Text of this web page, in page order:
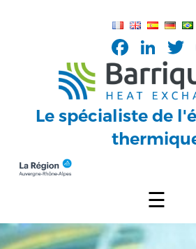
Le spécialiste de
☰